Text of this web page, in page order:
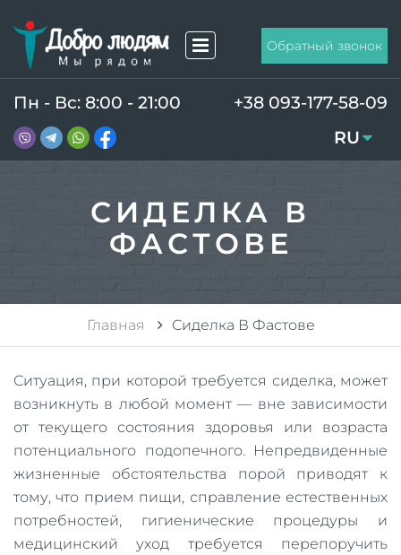
Обратный звонок
Пн - Вс: 8:00 - 21:00
+38 093-177-58-09
RU
UA
СИДЕЛКА В
ФАСТОВЕ
Главная Сиделка В Фастове
Ситуация, при которой требуется сиделка, может
возникнуть в любой момент — вне зависимости
от текущего состояния здоровья или возраста
потенциального подопечного. Непредвиденные
жизненные обстоятельства порой приводят к
тому, что прием пищи, справление естественных
потребностей, гигиенические процедуры и
медицинский уход требуется перепоручить